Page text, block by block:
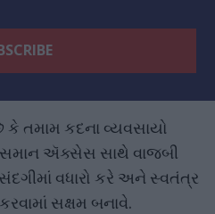
કે તમામ કદના વ્યવસાયો
સમાન ઍક્સેસ સાથે વાજબી
વધારો કરે અને સ્વતંત્ર
સક્ષમ બનાવે.